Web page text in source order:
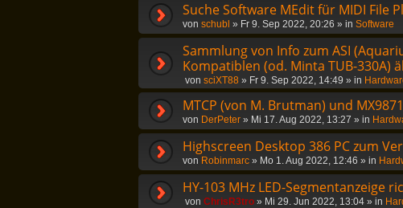
Suche Software MEdit für MIDI File
von schubl » Fr 9. Sep 2022, 20:26 » in Software
Sammlung von Info zum ASI
Kompatiblen (od. Minta TUB-330A)
von sciXT88 » Fr 9. Sep 2022, 14:49 » in
MTCP (von M. Brutman) und
von DerPeter » Mi 17. Aug 2022, 13:27 » in
Highscreen Desktop 386 PC zum
von Robinmarc » Mo 1. Aug 2022, 12:46 » in
HY-103 MHz LED-Segmentanzeige
von ChrisR3tro » Mi 29. Jun 2022, 13:04 » in